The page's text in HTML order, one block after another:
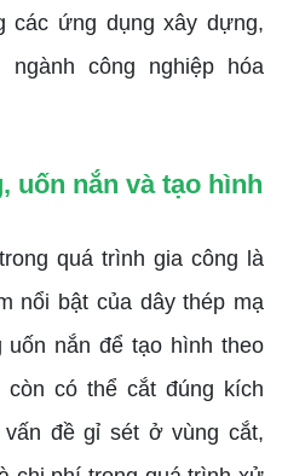
các ứng dụng xây dựng,
công nghiệp hóa
uốn nắn và tạo hình
quá trình gia công là
nổi bật của dây thép mạ
uốn nắn để tạo hình theo
có thể cắt đúng kích
đề gỉ sét ở vùng cắt,